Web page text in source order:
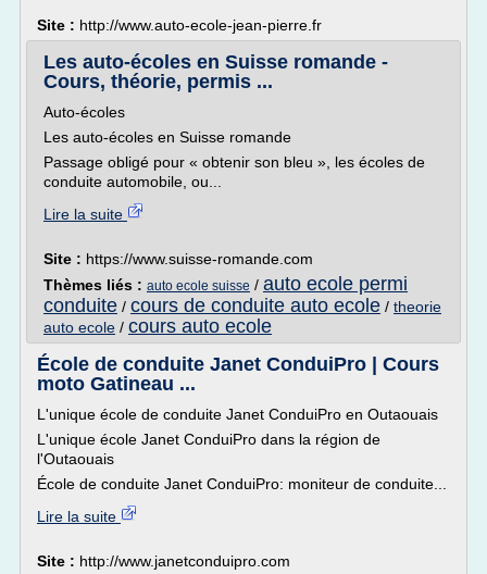
Site : http://www.auto-ecole-jean-pierre.fr
Les auto-écoles en Suisse romande -
Cours, théorie, permis ...
Auto-écoles
Les auto-écoles en Suisse romande
Passage obligé pour « obtenir son bleu », les écoles de
conduite automobile, ou...
Lire la suite
Site : https://www.suisse-romande.com
Thèmes liés : auto ecole suisse / auto ecole permi
conduite / cours de conduite auto ecole / theorie
auto ecole / cours auto ecole
École de conduite Janet ConduiPro | Cours
moto Gatineau ...
L'unique école de conduite Janet ConduiPro en Outaouais
L'unique école Janet ConduiPro dans la région de
l'Outaouais
École de conduite Janet ConduiPro: moniteur de conduite...
Lire la suite
Site : http://www.janetconduipro.com